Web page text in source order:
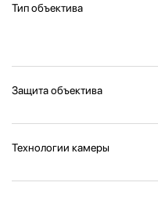
Тип объектива
Защита объектива
Технологии камеры